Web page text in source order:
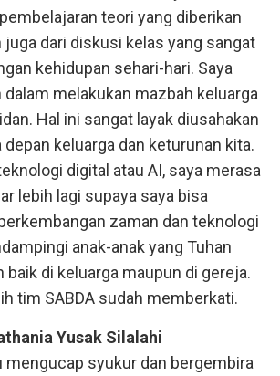
teori yang diberikan
juga dari diskusi kelas yang sangat
kehidupan sehari-hari. Saya
dalam melakukan mazbah keluarga
Hal ini sangat layak diusahakan
keluarga dan keturunan kita.
digital atau AI, saya merasa
lebih lagi supaya saya bisa
zaman dan teknologi
anak-anak yang Tuhan
baik di keluarga maupun di gereja.
tim SABDA sudah memberkati.
Yusak Silalahi
mengucap syukur dan bergembira